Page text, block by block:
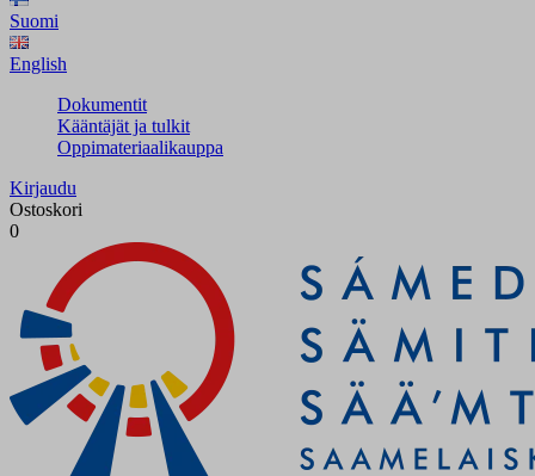
Suomi
English
Dokumentit
Kääntäjät ja tulkit
Oppimateriaalikauppa
Kirjaudu
Ostoskori
0